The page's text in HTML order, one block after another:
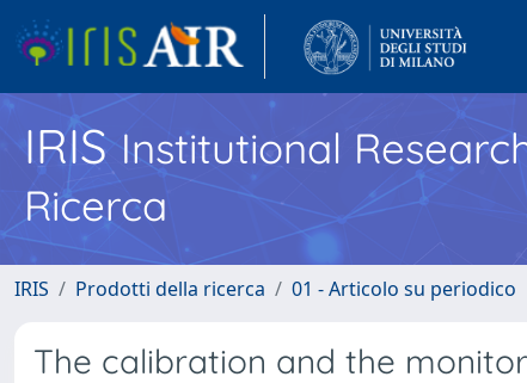
IRISInstitutional
Ricerca
IRIS Prodotti della ricerca 01 - Articolo su periodico
The calibration and the